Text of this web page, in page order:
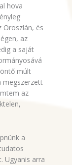
hova
Oroszlán, és
az
a saját
múlt
megszerzett
az
a
Ugyanis arra